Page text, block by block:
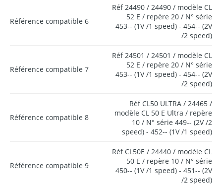
Référence compatible 6
Réf 24490 / 24490 / modèle CL
52 E / repère 20 / N° série
453-- (1V /1 speed) - 454-- (2V
/2 speed)
Référence compatible 7
Réf 24501 / 24501 / modèle CL
52 E / repère 20 / N° série
453-- (1V /1 speed) - 454-- (2V
/2 speed)
Référence compatible 8
Réf CL50 ULTRA / 24465 /
modèle CL 50 E Ultra / repère
10 / N° série 449-- (2V /2
speed) - 452-- (1V /1 speed)
Référence compatible 9
Réf CL50E / 24440 / modèle CL
50 E / repère 10 / N° série
450-- (1V /1 speed) - 451-- (2V
/2 speed)